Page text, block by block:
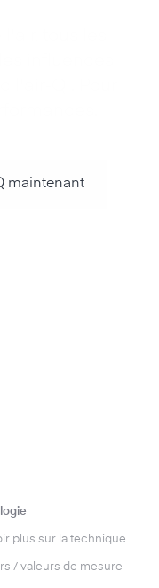
maintenant
plus sur la technique
/ valeurs de mesure